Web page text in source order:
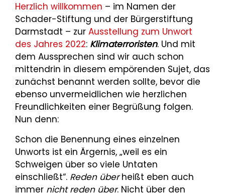
Herzlich willkommen – im Namen der
Schader-Stiftung und der Bürgerstiftung
Darmstadt – zur Ausstellung zum Unwort
des Jahres 2022: Klimaterroristen. Und mit
dem Aussprechen sind wir auch schon
mittendrin in diesem empörenden Sujet, das
zunächst benannt werden sollte, bevor die
ebenso unvermeidlichen wie herzlichen
Freundlichkeiten einer Begrüßung folgen.
Nun denn:
Schon die Benennung eines einzelnen
Unworts ist ein Ärgernis, „weil es ein
Schweigen über so viele Untaten
einschließt“. Reden überheißt eben auch
immer nicht reden über. Nicht über den